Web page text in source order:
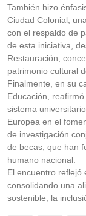
También hizo
Ciudad Colonial,
con el respaldo de
de esta iniciativa,
Restauración,
patrimonio cultural
Finalmente, en su
Educación,
sistema
Europea en el
de investigación
de becas, que han
humano nacional.
El encuentro reflejó
consolidando una
sostenible, la